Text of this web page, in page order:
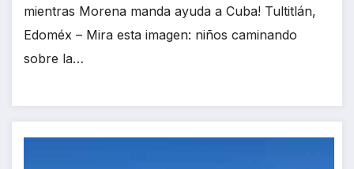
mientras Morena manda ayuda a Cuba! Tultitlán,
Edoméx – Mira esta imagen: niños caminando
sobre la…